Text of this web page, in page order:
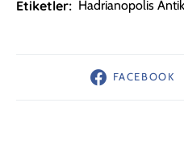
Etiketler: Hadrianopolis
FACEBOOK